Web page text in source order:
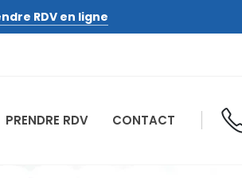
RDV en ligne
PRENDRE RDV CONTACT